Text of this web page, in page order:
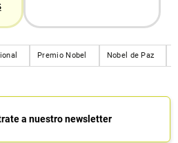
Premio Nobel Nobel de Paz
a nuestro newsletter